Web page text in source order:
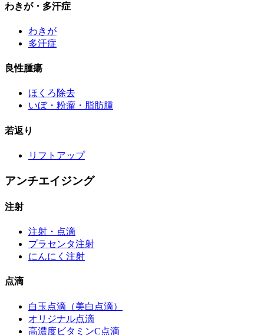
わきが・多汗症
わきが
多汗症
良性腫瘍
ほくろ除去
いぼ・粉瘤・脂肪腫
若返り
リフトアップ
アンチエイジング
注射
注射・点滴
プラセンタ注射
にんにく注射
点滴
白玉点滴（美白点滴）
オリジナル点滴
高濃度ビタミンC点滴